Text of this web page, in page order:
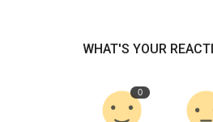
WHAT'S YOUR
0